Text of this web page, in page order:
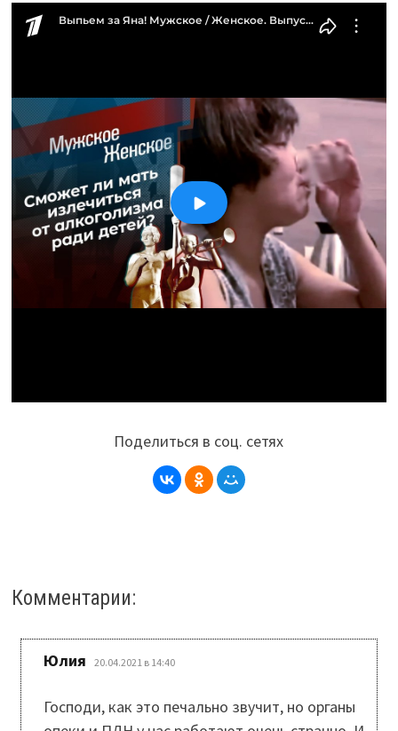
Поделиться в соц. сетях
Комментарии:
Юлия 20.04.2021 в 14:40
Господи, как это печально звучит, но органы